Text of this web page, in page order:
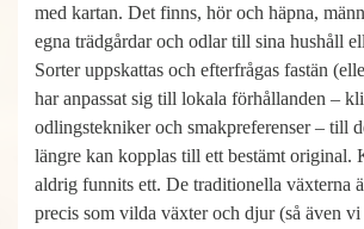
med kartan. Det finns, hör och häpna,
egna trädgårdar och odlar till sina hushåll
Sorter uppskattas och efterfrågas fastän
har anpassat sig till lokala förhållanden –
odlingstekniker och smakpreferenser – till
längre kan kopplas till ett bestämt original.
aldrig funnits ett. De traditionella växterna
precis som vilda växter och djur (så även